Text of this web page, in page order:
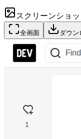
スクリーンショッ
全画面 ダウン